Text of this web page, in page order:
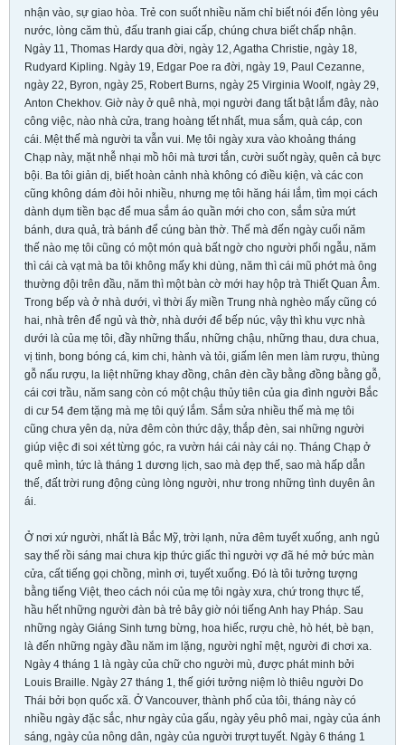
nhận vào, sự giao hòa. Trẻ con suốt nhiều năm chỉ biết nói đến lòng yêu
nước, lòng căm thù, đấu tranh giai cấp, chúng chưa biết chấp nhận.
Ngày 11, Thomas Hardy qua đời, ngày 12, Agatha Christie, ngày 18,
Rudyard Kipling. Ngày 19, Edgar Poe ra đời, ngày 19, Paul Cezanne,
ngày 22, Byron, ngày 25, Robert Burns, ngày 25 Virginia Woolf, ngày 29,
Anton Chekhov. Giờ này ở quê nhà, mọi người đang tất bật lắm đây, nào
công việc, nào nhà cửa, trang hoàng tết nhất, mua sắm, quà cáp, con
cái. Mệt thế mà người ta vẫn vui. Mẹ tôi ngày xưa vào khoảng tháng
Chạp này, mặt nhễ nhại mồ hôi mà tươi tắn, cười suốt ngày, quên cả bực
bội. Ba tôi giản dị, biết hoàn cảnh nhà không có điều kiện, và các con
cũng không dám đòi hỏi nhiều, nhưng mẹ tôi hăng hái lắm, tìm mọi cách
dành dụm tiền bạc để mua sắm áo quần mới cho con, sắm sửa mứt
bánh, dưa quả, trà bánh để cúng bàn thờ. Thế mà đến ngày cuối năm
thế nào mẹ tôi cũng có một món quà bất ngờ cho người phối ngẫu, năm
thì cái cà vạt mà ba tôi không mấy khi dùng, năm thì cái mũ phớt mà ông
thường đội trên đầu, năm thì một bàn cờ mới hay hộp trà Thiết Quan Âm.
Trong bếp và ở nhà dưới, vì thời ấy miền Trung nhà nghèo mấy cũng có
hai, nhà trên để ngủ và thờ, nhà dưới để bếp núc, vậy thì khu vực nhà
dưới là của mẹ tôi, đầy những thẩu, những chậu, những thau, dưa chua,
vị tinh, bong bóng cá, kim chi, hành và tỏi, giấm lên men làm rượu, thùng
gỗ nấu rượu, la liệt những khay đồng, chân đèn cầy bằng đồng bằng gỗ,
cái cơi trầu, năm sang còn có một chậu thủy tiên của gia đình người Bắc
di cư 54 đem tặng mà mẹ tôi quý lắm. Sắm sửa nhiều thế mà mẹ tôi
cũng chưa yên dạ, nửa đêm còn thức dậy, thắp đèn, sai những người
giúp việc đi soi xét từng góc, ra vườn hái cái này cái nọ. Tháng Chạp ở
quê mình, tức là tháng 1 dương lịch, sao mà đẹp thế, sao mà hấp dẫn
thế, đất trời rung động cùng lòng người, như trong những tình duyên ân
ái.
Ở nơi xứ người, nhất là Bắc Mỹ, trời lạnh, nửa đêm tuyết xuống, anh ngủ
say thế rồi sáng mai chưa kịp thức giấc thì người vợ đã hé mở bức màn
cửa, cất tiếng gọi chồng, mình ơi, tuyết xuống. Đó là tôi tưởng tượng
bằng tiếng Việt, theo cách nói của mẹ tôi ngày xưa, chứ trong thực tế,
hầu hết những người đàn bà trẻ bây giờ nói tiếng Anh hay Pháp. Sau
những ngày Giáng Sinh tưng bừng, hoa hiếc, rượu chè, hò hét, bè bạn,
là đến những ngày đầu năm im lặng, người nghỉ mệt, người đi chơi xa.
Ngày 4 tháng 1 là ngày của chữ cho người mù, được phát minh bởi
Louis Braille. Ngày 27 tháng 1, thế giới tưởng niệm lò thiêu người Do
Thái bởi bọn quốc xã. Ở Vancouver, thành phố của tôi, tháng này có
nhiều ngày đặc sắc, như ngày của gấu, ngày yêu phô mai, ngày của ánh
sáng, ngày của nông dân, ngày của người trượt tuyết. Ngày 6 tháng 1